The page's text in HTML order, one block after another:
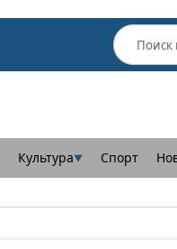
Культура▼ Спорт